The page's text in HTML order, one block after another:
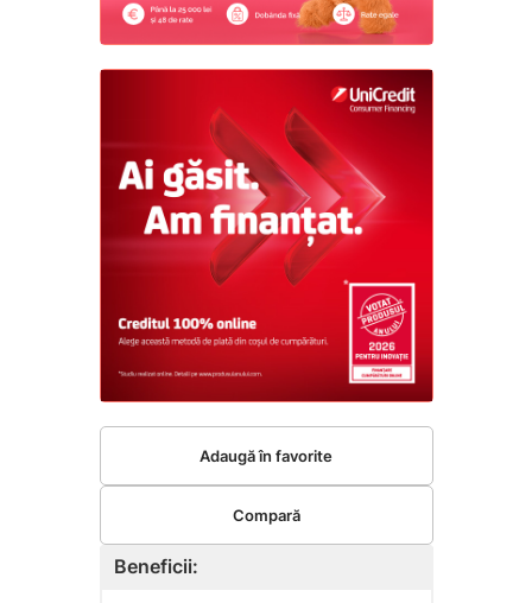
Beneficii:
Adaugă în favorite
Compară